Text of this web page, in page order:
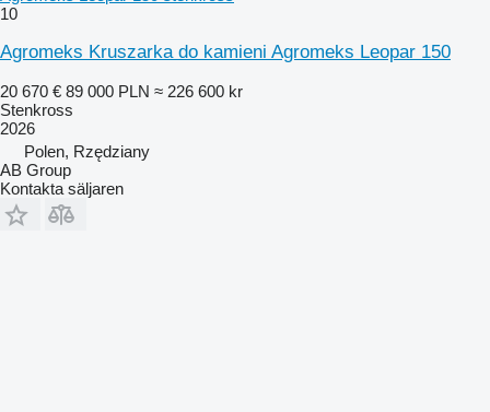
10
Agromeks Kruszarka do kamieni Agromeks Leopar 150
20 670 € 89 000 PLN ≈ 226 600 kr
Stenkross
2026
Polen, Rzędziany
AB Group
Kontakta säljaren